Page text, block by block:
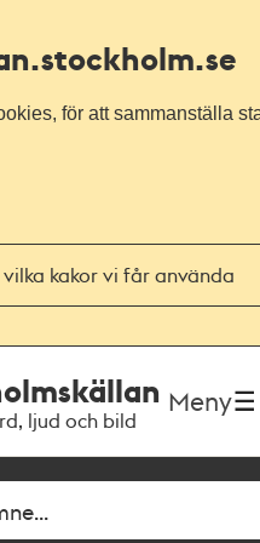
.stockholm.se
för att sammanställa
kakor vi får använda
ljud och bild
Meny